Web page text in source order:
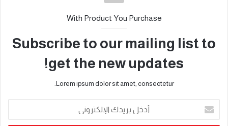
With Product You Purchase
Subscribe to our mailing list to
get the new updates!
Lorem ipsum dolor sit amet, consectetur.